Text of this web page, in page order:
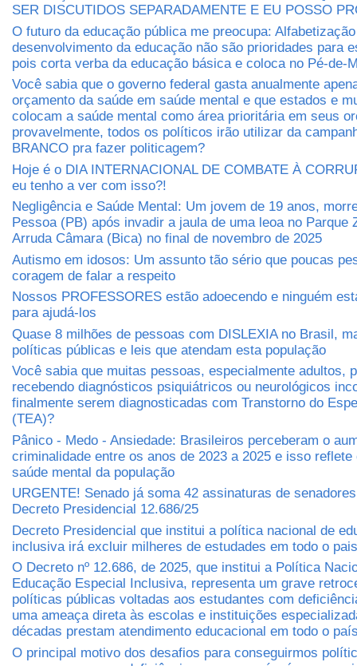
SER DISCUTIDOS SEPARADAMENTE E EU POSSO
O futuro da educação pública me preocupa:
desenvolvimento da educação não são prioridades para
pois corta verba da educação básica e coloca no Pé-de-
Você sabia que o governo federal gasta anualmente
orçamento da saúde em saúde mental e que estados e
colocam a saúde mental como área prioritária em seus
provavelmente, todos os políticos irão utilizar da
BRANCO pra fazer politicagem?
Hoje é o DIA INTERNACIONAL DE COMBATE À
eu tenho a ver com isso?!
Negligência e Saúde Mental: Um jovem de 19 anos,
Pessoa (PB) após invadir a jaula de uma leoa no Parque
Arruda Câmara (Bica) no final de novembro de 2025
Autismo em idosos: Um assunto tão sério que poucas
coragem de falar a respeito
Nossos PROFESSORES estão adoecendo e ninguém
para ajudá-los
Quase 8 milhões de pessoas com DISLEXIA no Brasil,
políticas públicas e leis que atendam esta população
Você sabia que muitas pessoas, especialmente adultos,
recebendo diagnósticos psiquiátricos ou neurológicos
finalmente serem diagnosticadas com Transtorno do
(TEA)?
Pânico - Medo - Ansiedade: Brasileiros perceberam o
criminalidade entre os anos de 2023 a 2025 e isso reflete
saúde mental da população
URGENTE! Senado já soma 42 assinaturas de
Decreto Presidencial 12.686/25
Decreto Presidencial que institui a política nacional de
inclusiva irá excluir milheres de estudades em todo o pais
O Decreto nº 12.686, de 2025, que institui a Política
Educação Especial Inclusiva, representa um grave
políticas públicas voltadas aos estudantes com
uma ameaça direta às escolas e instituições
décadas prestam atendimento educacional em todo o
O principal motivo dos desafios para conseguirmos